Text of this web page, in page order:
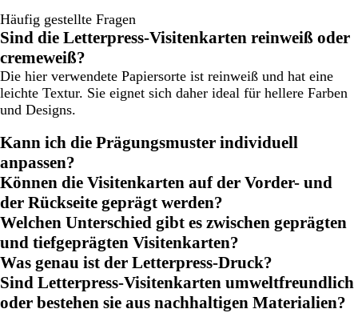
Häufig gestellte Fragen
Sind die Letterpress-Visitenkarten reinweiß oder
cremeweiß?
Die hier verwendete Papiersorte ist reinweiß und hat eine
leichte Textur. Sie eignet sich daher ideal für hellere Farben
und Designs.
Kann ich die Prägungsmuster individuell
anpassen?
Können die Visitenkarten auf der Vorder- und
der Rückseite geprägt werden?
Welchen Unterschied gibt es zwischen geprägten
und tiefgeprägten Visitenkarten?
Was genau ist der Letterpress-Druck?
Sind Letterpress-Visitenkarten umweltfreundlich
oder bestehen sie aus nachhaltigen Materialien?